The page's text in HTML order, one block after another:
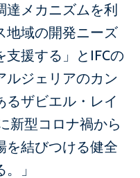
達メカニズムを利
地域の開発ニーズ
援する」とIFCの
ルジェリアのカン
るザビエル・レイ
新型コロナ禍から
を結びつける健全
」